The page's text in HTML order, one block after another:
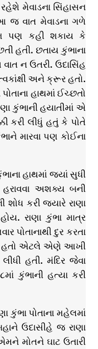
મેવાડના સિંહાસન
વાત મેવાડના ગળે
પણ કહી શકાય કે
હતી. છતાય કુંભાના
વાત ન ઉતરી. ઉદાસિંહ
અને ક્રૂર હતો.
હાથમાં ઈચ્છતો
કુંભાની હયાતીમાં એ
કરી લીધું હતું કે પોતે
મારવા પણ કોઈના
હાથમાં જ્યાં સુધી
અશક્ય બની
કરી જ્યારે રાણા
રાણા કુંભા માત્ર
પોતાનાથી દુર કરતા
હતો એટલે એણે આખી
હતી. મંદિર જેવા
કુંભાની હત્યા કરી
કુંભા પોતાના મહેલમાં
ઉદાસીહે જ રાણા
મોતને ઘાટ ઉતારી